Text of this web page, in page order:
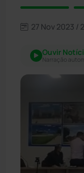
27 Nov 2023 /
Ouvir
Narração